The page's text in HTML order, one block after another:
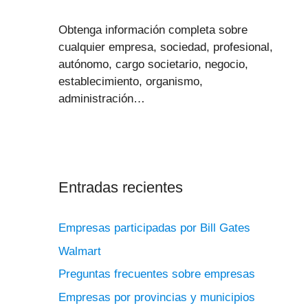
Obtenga información completa sobre
cualquier empresa, sociedad, profesional,
autónomo, cargo societario, negocio,
establecimiento, organismo,
administración…
Entradas recientes
Empresas participadas por Bill Gates
Walmart
Preguntas frecuentes sobre empresas
Empresas por provincias y municipios